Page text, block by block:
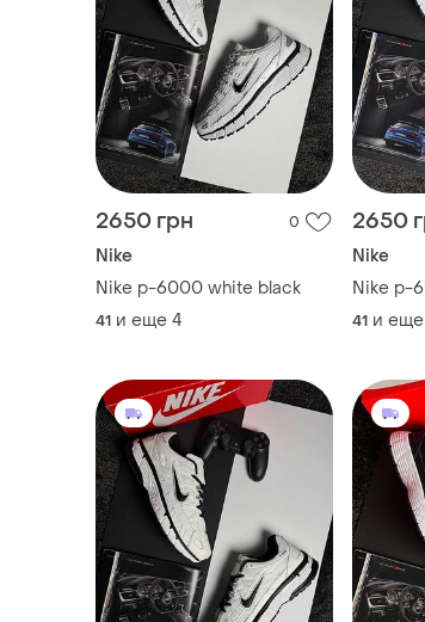
2650 грн 0
Nike
Nike p-6000 white black
41 и еще 4
2650
Nike
Nike p-
41 и еще